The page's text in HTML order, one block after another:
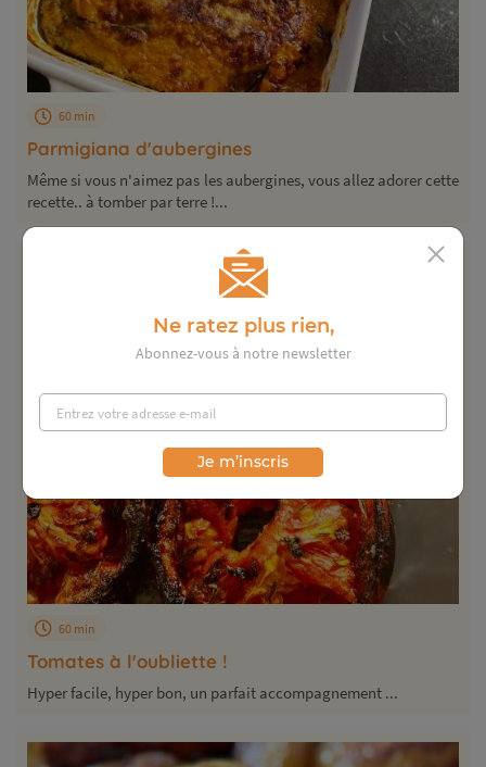
Parmigiana d'aubergines
60 min
Même si vous n'aimez pas les aubergines, vous allez adorer cette
recette.. à tomber par terre !...
Tomates à l'oubliette !
60 min
Hyper facile, hyper bon, un parfait accompagnement ...
Ne ratez plus rien,
Abonnez-vous à notre newsletter
Je m’inscris